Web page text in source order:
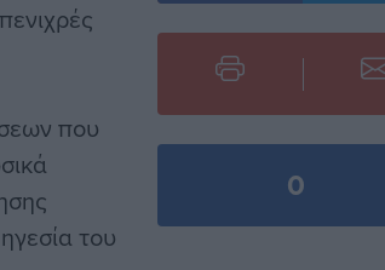
που
του
0